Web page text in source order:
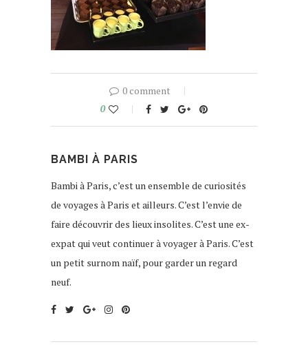
0 comment
0
BAMBI À PARIS
Bambi à Paris, c’est un ensemble de curiosités
de voyages à Paris et ailleurs. C’est l’envie de
faire découvrir des lieux insolites. C’est une ex-
expat qui veut continuer à voyager à Paris. C’est
un petit surnom naïf, pour garder un regard
neuf.